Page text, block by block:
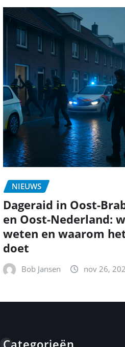
NIEUWS
Dageraid in Oost-
en Oost-Nederland:
weten en waarom
doet
Bob Jansen nov 26,